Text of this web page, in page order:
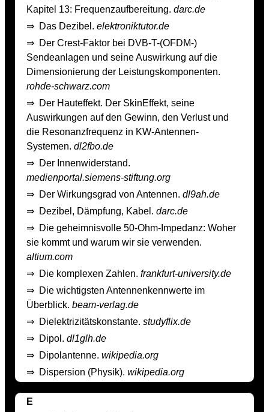
Kapitel 13: Frequenzaufbereitung. darc.de
⇒ Das Dezibel. elektroniktutor.de
⇒ Der Crest-Faktor bei DVB-T-(OFDM-)
Sendeanlagen und seine Auswirkung auf die
Dimensionierung der Leistungskomponenten.
rohde-schwarz.com
⇒ Der Hauteffekt. Der Skin­Effekt, seine
Auswirkungen auf den Gewinn, den Verlust und
die Resonanzfrequenz in KW­-Antennen­-
Systemen. dl2fbo.de
⇒ Der Innenwiderstand.
medienportal.siemens-stiftung.org
⇒ Der Wirkungsgrad von Antennen. dl9ah.de
⇒ Dezibel, Dämpfung, Kabel. darc.de
⇒ Die geheimnisvolle 50-Ohm-Impedanz: Woher
sie kommt und warum wir sie verwenden.
altium.com
⇒ Die komplexen Zahlen. frankfurt-university.de
⇒ Die wichtigsten Antennenkennwerte im
Überblick. beam-verlag.de
⇒ Dielektrizitätskonstante. studyflix.de
⇒ Dipol. dl1glh.de
⇒ Dipolantenne. wikipedia.org
⇒ Dispersion (Physik). wikipedia.org
E